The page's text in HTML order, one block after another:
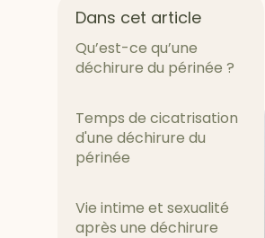
Dans cet article
Qu’est-ce qu’une
déchirure du périnée ?
Temps de cicatrisation
d'une déchirure du
périnée
Vie intime et sexualité
après une déchirure